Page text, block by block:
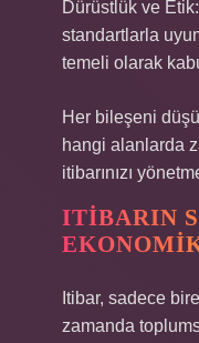
Dürüstlük ve
standartlarla
temeli olarak
Her bileşeni
hangi alanlarda
itibarınızı
ITIBARIN
Itibar, sadece
zamanda